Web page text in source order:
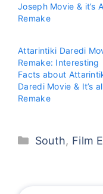
Joseph Movie & it’s
Remake
Attarintiki Daredi
Remake: Interesting
Facts about
Daredi Movie & It’s
Remake
Categories
South, Film